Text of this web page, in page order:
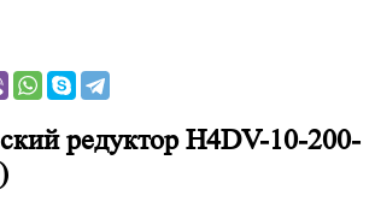
редуктор H4DV-10-200-